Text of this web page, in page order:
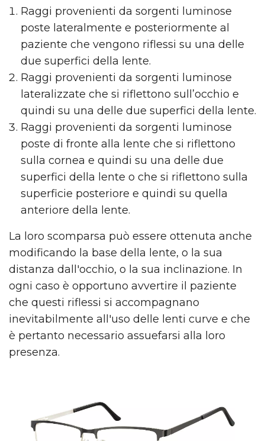
Raggi provenienti da sorgenti luminose
poste lateralmente e posteriormente al
paziente che vengono riflessi su una delle
due superfici della lente.
Raggi provenienti da sorgenti luminose
lateralizzate che si riflettono sull’occhio e
quindi su una delle due superfici della lente.
Raggi provenienti da sorgenti luminose
poste di fronte alla lente che si riflettono
sulla cornea e quindi su una delle due
superfici della lente o che si riflettono sulla
superficie posteriore e quindi su quella
anteriore della lente.
La loro scomparsa può essere ottenuta anche
modificando la base della lente, o la sua
distanza dall'occhio, o la sua inclinazione. In
ogni caso è opportuno avvertire il paziente
che questi riflessi si accompagnano
inevitabilmente all'uso delle lenti curve e che
è pertanto necessario assuefarsi alla loro
presenza.